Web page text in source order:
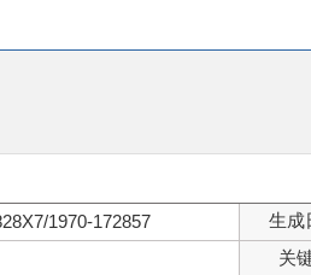
1970-172857 生成
关